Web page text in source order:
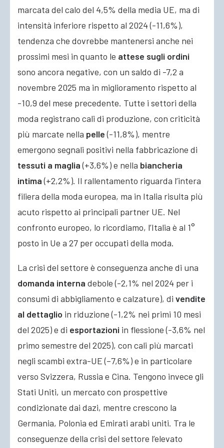
marcata del calo del 4,5% della media UE, ma di
intensità inferiore rispetto al 2024 (-11,6%),
tendenza che dovrebbe mantenersi anche nei
prossimi mesi in quanto le attese sugli ordini
sono ancora negative, con un saldo di -7,2 a
novembre 2025 ma in miglioramento rispetto al
-10,9 del mese precedente. Tutte i settori della
moda registrano cali di produzione, con criticità
più marcate nella pelle(-11,8%), mentre
emergono segnali positivi nella fabbricazione di
tessuti a maglia(+3,6%) e nella biancheria
intima(+2,2%). Il rallentamento riguarda l’intera
filiera della moda europea, ma in Italia risulta più
acuto rispetto ai principali partner UE. Nel
confronto europeo, lo ricordiamo, l’Italia è al 1°
posto in Ue a 27 per occupati della moda.
La crisi del settore è conseguenza anche di una
domanda interna debole (-2,1% nel 2024 per i
consumi di abbigliamento e calzature), di vendite
al dettaglio in riduzione (-1,2% nei primi 10 mesi
del 2025) e di esportazioni in flessione (-3,6% nel
primo semestre del 2025), con cali più marcati
negli scambi extra-UE (–7,6%) e in particolare
verso Svizzera, Russia e Cina. Tengono invece gli
Stati Uniti, un mercato con prospettive
condizionate dai dazi, mentre crescono la
Germania, Polonia ed Emirati arabi uniti. Tra le
conseguenze della crisi del settore l’elevato